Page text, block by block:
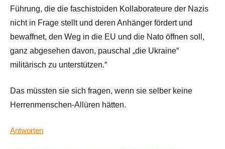
Führung, die die faschistoiden Kollaborateure der Nazis
nicht in Frage stellt und deren Anhänger fördert und
bewaffnet, den Weg in die EU und die Nato öffnen soll,
ganz abgesehen davon, pauschal „die Ukraine“
militärisch zu unterstützen.“
Das müssten sie sich fragen, wenn sie selber keine
Herrenmenschen-Allüren hätten.
Antworten